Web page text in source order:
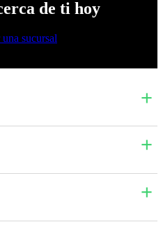
de ti hoy
sucursal